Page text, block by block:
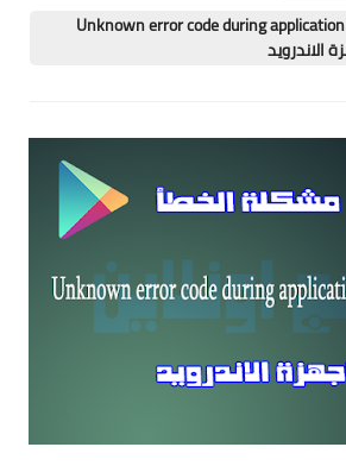
تطبيقات
العملات الرقمية
حل مشكلة خطأ Unknown error code during application